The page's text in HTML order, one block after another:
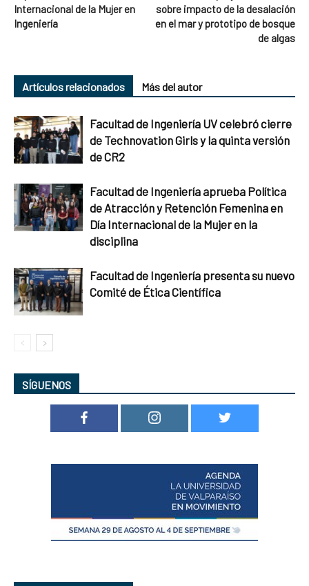
Internacional de la Mujer en
Ingeniería
sobre impacto de la desalación
en el mar y prototipo de bosque
de algas
Artículos relacionados Más del autor
Facultad de Ingeniería UV celebró cierre
de Technovation Girls y la quinta versión
de CR2
Facultad de Ingeniería aprueba Política
de Atracción y Retención Femenina en
Día Internacional de la Mujer en la
disciplina
Facultad de Ingeniería presenta su nuevo
Comité de Ética Científica
SÍGUENOS